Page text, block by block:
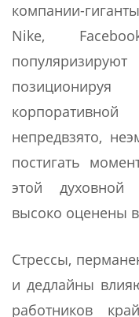
компании-
Nike,
непредвзято,
постигать
этой духовной
высоко оценены
Стрессы,
и дедлайны
работников